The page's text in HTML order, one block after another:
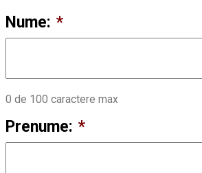
Nume: *
0 de 100 caractere max
Prenume: *